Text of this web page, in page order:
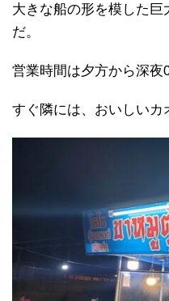
大きな船の形を模した巨
だ。
営業時間は夕方から深夜
すぐ隣には、おいしいカ